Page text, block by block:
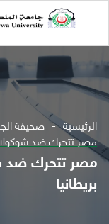
الرئيسية صحيفة
مصر تتحرك ضد
مصر تتحرك ضد
بريطانيا